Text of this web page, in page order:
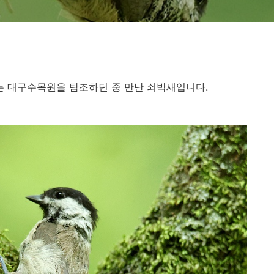
대구수목원을 탐조하던 중 만난 쇠박새입니다.